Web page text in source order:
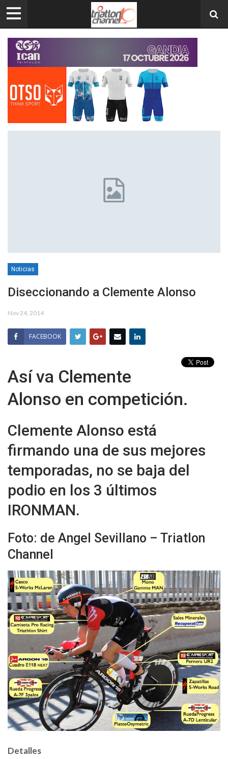
Noticias
Diseccionando a Clemente Alonso
Nov 24, 2014
FACEBOOK
Así va Clemente
Alonso en competición.
Clemente Alonso está
firmando una de sus mejores
temporadas, no se baja del
podio en los 3 últimos
IRONMAN.
Foto: de Angel Sevillano – Triatlon
Channel
Detalles